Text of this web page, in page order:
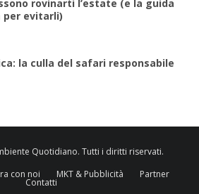
rovinarti l’estate (e la guida
per evitarli)
la culla del safari responsabile
Quotidiano. Tutti i diritti riservati.
con noi MKT & Pubblicità Partner
Contatti